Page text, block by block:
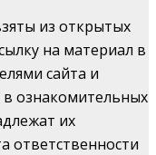
из открытых
на материал в
сайта и
ознакомительных
их
ответственности